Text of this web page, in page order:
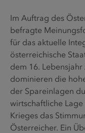
Im Auftrag des
befragte
für das aktuelle
österreichische
dem 16.
dominieren die
der Spareinlagen
wirtschaftliche
Krieges das
Österreicher. Ein